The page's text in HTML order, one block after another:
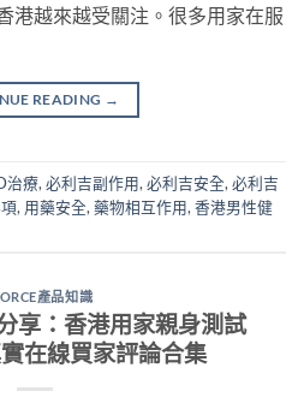
港越來越受關注。很多用家在服
READING →
治療, 必利吉副作用, 必利吉安全, 必利吉
, 用藥安全, 藥物相互作用, 香港男性健
產品知識
享：香港用家親身測試
在線買家評論合集